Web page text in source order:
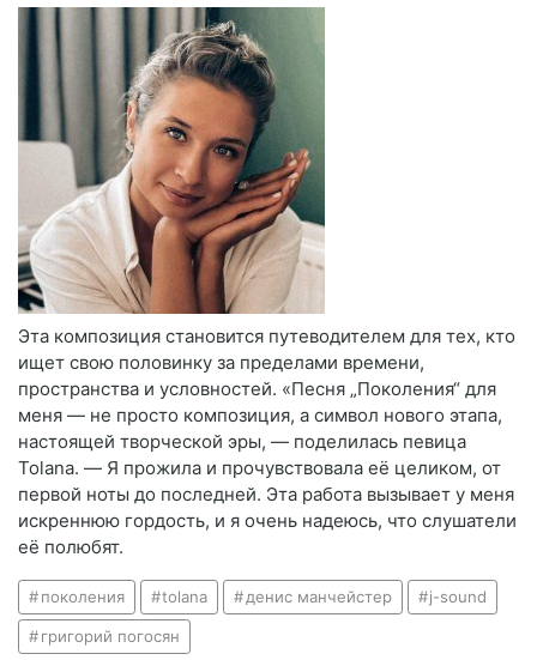
Эта композиция становится путеводителем для тех, кто
ищет свою половинку за пределами времени,
пространства и условностей. «Песня „Поколения“ для
меня — не просто композиция, а символ нового этапа,
настоящей творческой эры, — поделилась певица
Tolana. — Я прожила и прочувствовала её целиком, от
первой ноты до последней. Эта работа вызывает у меня
искреннюю гордость, и я очень надеюсь, что слушатели
её полюбят.
поколения tolana денис манчейстер j-sound
григорий погосян